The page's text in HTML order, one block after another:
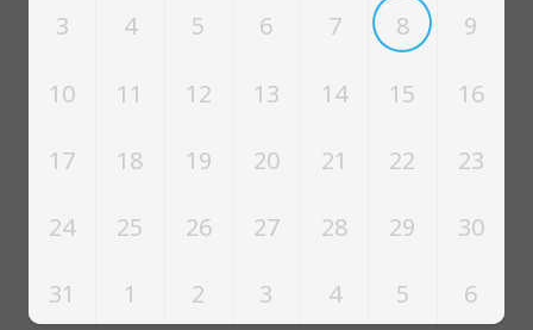
3 4 5 6 7 8 9
10 11 12 13 14 15 16
17 18 19 20 21 22 23
24 25 26 27 28 29 30
31 1 2 3 4 5 6